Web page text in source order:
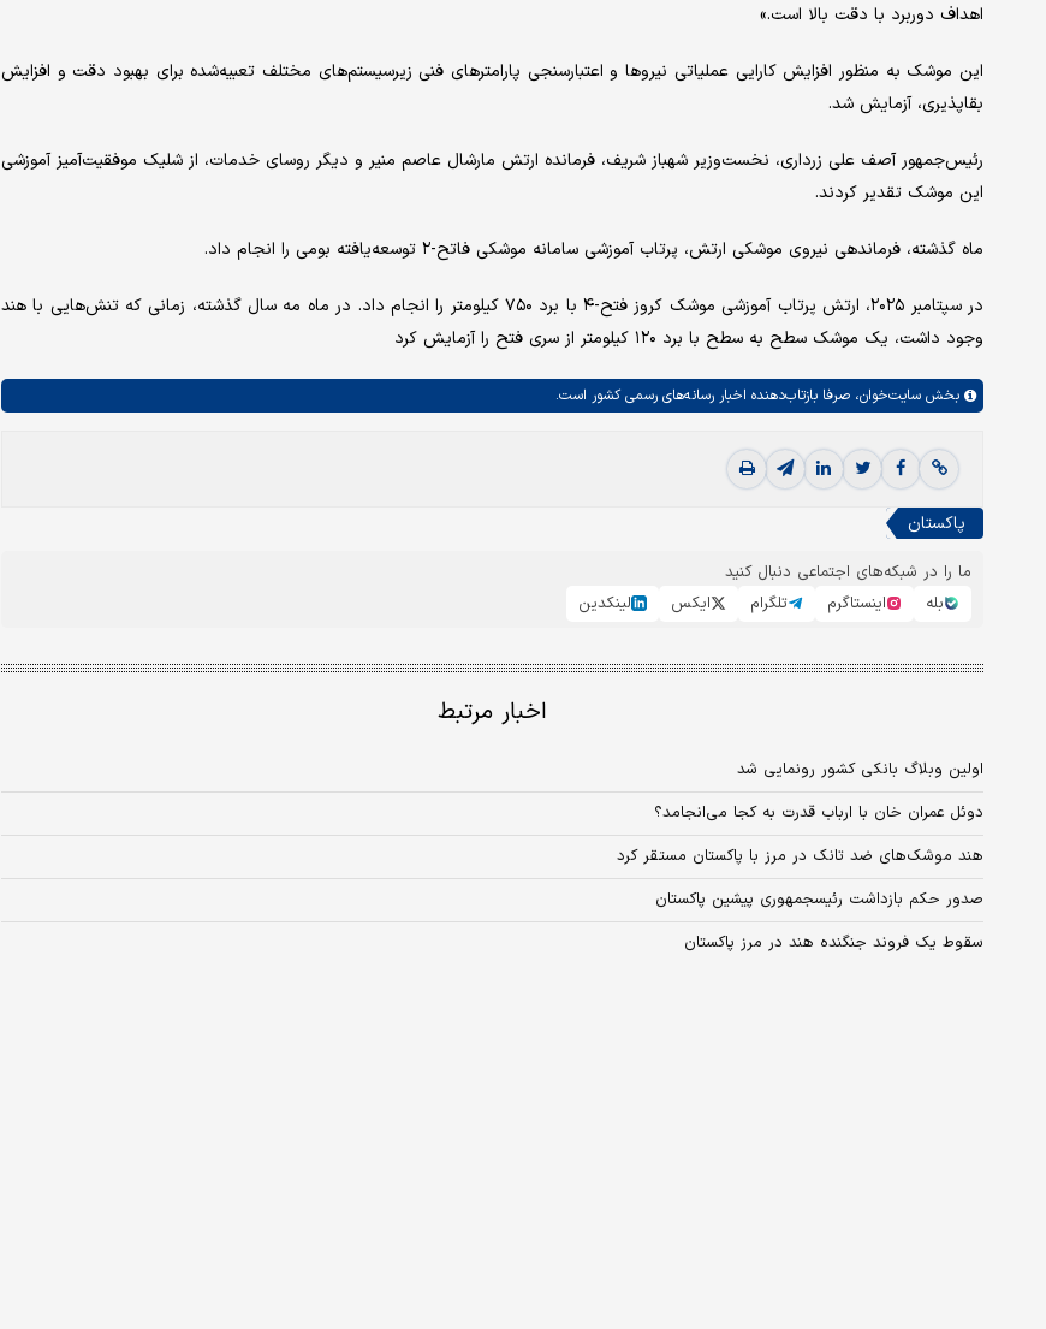
اهداف دوربرد با دقت بالا است.»
این موشک به منظور افزایش کارایی عملیاتی نیروها و اعتبارسنجی پارامترهای فنی زیرسیستم‌های مختلف تعبیه‌شده برای بهبود دقت و افزایش
بقاپذیری، آزمایش شد.
رئیس‌جمهور آصف علی زرداری، نخست‌وزیر شهباز شریف، فرمانده ارتش مارشال عاصم منیر و دیگر روسای خدمات، از شلیک موفقیت‌آمیز آموزشی
این موشک تقدیر کردند.
ماه گذشته، فرماندهی نیروی موشکی ارتش، پرتاب آموزشی سامانه موشکی فاتح-۲ توسعه‌یافته بومی را انجام داد.
در سپتامبر ۲۰۲۵، ارتش پرتاب آموزشی موشک کروز فتح-۴ با برد ۷۵۰ کیلومتر را انجام داد. در ماه مه سال گذشته، زمانی که تنش‌هایی با هند
وجود داشت، یک موشک سطح به سطح با برد ۱۲۰ کیلومتر از سری فتح را آزمایش کرد
بخش سایت‌خوان، صرفا بازتاب‌دهنده اخبار رسانه‌های رسمی کشور است.
پاکستان
ما را در شبکه‌های اجتماعی دنبال کنید
بله
اینستاگرم تلگرام ایکس لینکدین
اخبار مرتبط
اولین وبلاگ بانکی کشور رونمایی شد
دوئل عمران خان با ارباب قدرت به کجا می‌انجامد؟
هند موشک‌های ضد تانک در مرز با پاکستان مستقر کرد
صدور حکم بازداشت رئیس‎جمهوری پیشین پاکستان
سقوط یک فروند جنگنده هند در مرز پاکستان